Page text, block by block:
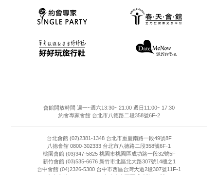
會館開放時間 週一~週六13:30~ 21:00 週日11:00~ 17:30
約會專家會館 台北市八德路二段358號6F-2
台北會館 (02)2381-1348 台北市重慶南路一段49號8F
八德會館 0800-302333 台北市八德路二段358號6F-1
桃園會館 (03)347-5825 桃園市桃園區成功路一段32號5F
新竹會館 (03)535-6676 新竹市北區北大路307號14樓之1
台中會館 (04)2326-5300 台中市西區台灣大道2段307號11F-1